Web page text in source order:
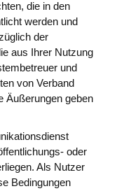
die in den
werden und
der
aus Ihrer Nutzung
und
von Verband
Äußerungen geben
oder
Als Nutzer
Bedingungen